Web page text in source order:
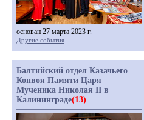
основан 27 марта 2023 г.
Другие события
Балтийский отдел Казачьего
Конвоя Памяти Царя
Мученика Николая II в
Калининграде(13)